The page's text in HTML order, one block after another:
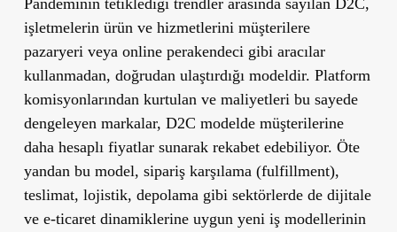
işletmelerin ürün ve hizmetlerini müşterilere
pazaryeri veya online perakendeci gibi aracılar
kullanmadan, doğrudan ulaştırdığı modeldir. Platform
komisyonlarından kurtulan ve maliyetleri bu sayede
dengeleyen markalar, D2C modelde müşterilerine
daha hesaplı fiyatlar sunarak rekabet edebiliyor. Öte
yandan bu model, sipariş karşılama (fulfillment),
teslimat, lojistik, depolama gibi sektörlerde de dijitale
ve e-ticaret dinamiklerine uygun yeni iş modellerinin